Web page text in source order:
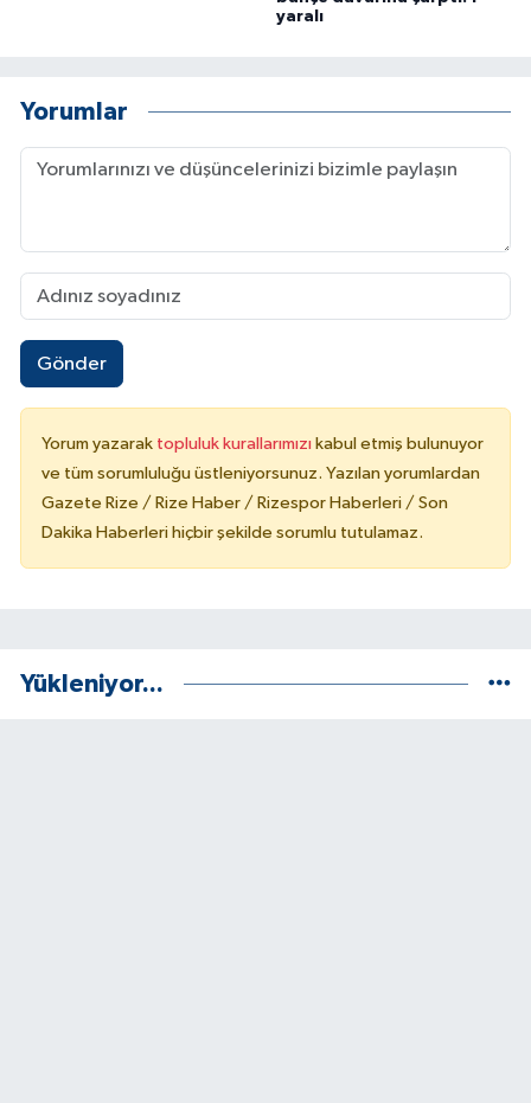
yaralı
Yorumlar
Gönder
Yorum yazarak topluluk kurallarımızı kabul etmiş bulunuyor
ve tüm sorumluluğu üstleniyorsunuz. Yazılan yorumlardan
Gazete Rize / Rize Haber / Rizespor Haberleri / Son
Dakika Haberleri hiçbir şekilde sorumlu tutulamaz.
Yükleniyor...